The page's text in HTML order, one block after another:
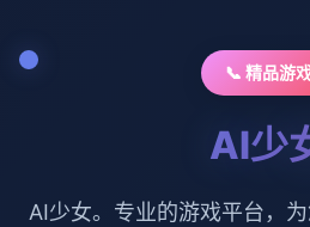
📞 精品游
AI少
AI少女。专业的游戏平台，